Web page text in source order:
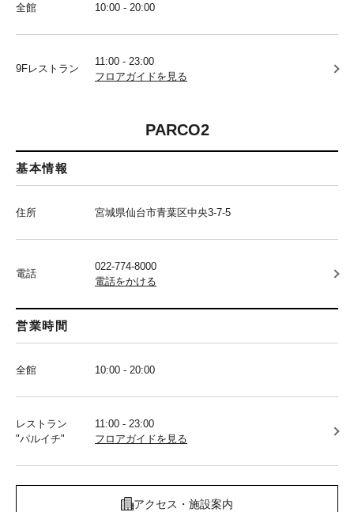
全館 10:00 - 20:00
9Fレストラン
11:00 - 23:00
フロアガイドを見る
PARCO2
基本情報
住所 宮城県仙台市青葉区中央3-7-5
電話
022-774-8000
電話をかける
営業時間
全館 10:00 - 20:00
レストラン
"パルイチ"
11:00 - 23:00
フロアガイドを見る
アクセス・施設案内